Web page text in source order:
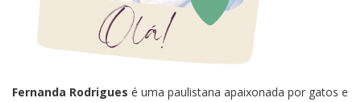
Fernanda Rodrigues é uma paulistana apaixonada por gatos e